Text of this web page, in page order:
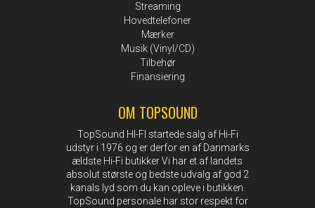
Streaming
Hovedtelefoner
Mærker
Musik (Vinyl/CD)
Tilbehør
Finansiering
OM TOPSOUND
TopSound HI-FI startede salg af Hi-Fi
udstyr i 1976 og er derfor en af Danmarks
ældste Hi-Fi butikker Vi har et af landets
absolut største og bedste udvalg af god 2
kanals lyd som du kan opleve i butikken.
TopSound personale har stor respekt for